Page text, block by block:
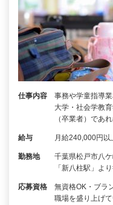
仕事内容
事務や学童指導
大学・社会学教
（卒業者）であ
給与 月給240,000円以
勤務地
千葉県松戸市八
「新八柱駅」よ
応募資格
無資格OK・ブ
職場を盛り上げ